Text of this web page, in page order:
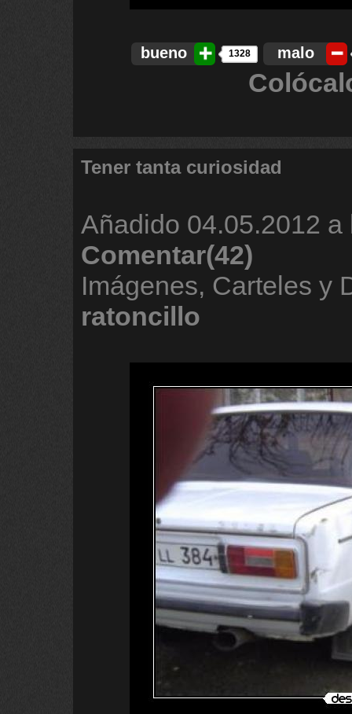
bueno 1328 malo
Tener tanta curiosidad
Añadido 04.05.2012 a
Comentar(42)
Imágenes, Carteles y
ratoncillo